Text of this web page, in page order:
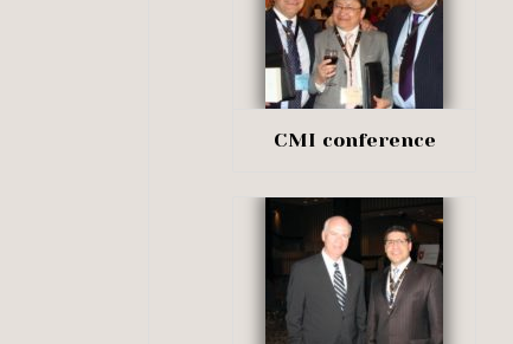
CMI conference